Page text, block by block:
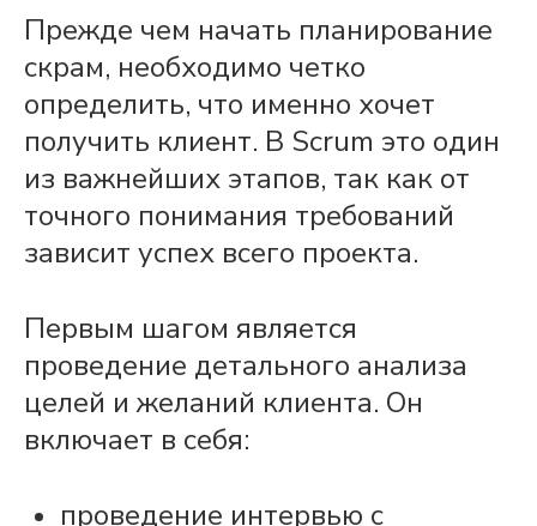
Прежде чем начать планирование
скрам, необходимо четко
определить, что именно хочет
получить клиент. В Scrum это один
из важнейших этапов, так как от
точного понимания требований
зависит успех всего проекта.
Первым шагом является
проведение детального анализа
целей и желаний клиента. Он
включает в себя:
проведение интервью с